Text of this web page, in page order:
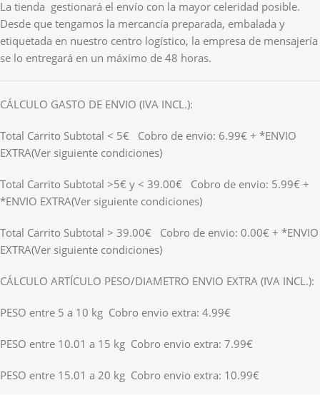
La tienda gestionará el envío con la mayor celeridad posible.
Desde que tengamos la mercancía preparada, embalada y
etiquetada en nuestro centro logístico, la empresa de mensajería
se lo entregará en un máximo de 48 horas.
CÁLCULO GASTO DE ENVIO (IVA INCL.):
Total Carrito Subtotal < 5€ Cobro de envio: 6.99€ + *ENVIO
EXTRA(Ver siguiente condiciones)
Total Carrito Subtotal >5€ y < 39.00€ Cobro de envio: 5.99€ +
*ENVIO EXTRA(Ver siguiente condiciones)
Total Carrito Subtotal > 39.00€ Cobro de envio: 0.00€ + *ENVIO
EXTRA(Ver siguiente condiciones)
CÁLCULO ARTÍCULO PESO/DIAMETRO ENVIO EXTRA (IVA INCL.):
PESO entre 5 a 10 kg Cobro envio extra: 4.99€
PESO entre 10.01 a 15 kg Cobro envio extra: 7.99€
PESO entre 15.01 a 20 kg Cobro envio extra: 10.99€